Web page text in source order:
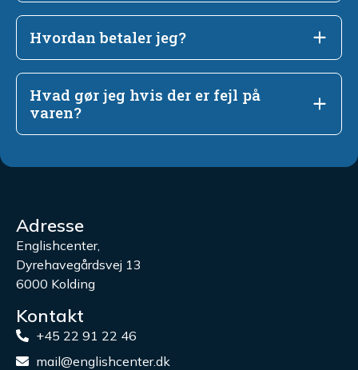
Hvordan betaler jeg?
Hvad gør jeg hvis der er fejl på
varen?
Adresse
Englishcenter,
Dyrehavegårdsvej 13
6000 Kolding
Kontakt
+45 22 91 22 46
mail@englishcenter.dk